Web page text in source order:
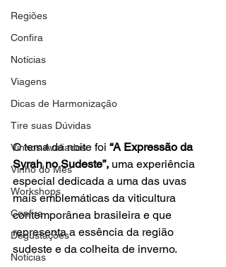
Regiões
Confira
Notícias
Viagens
Dicas de Harmonização
Tire suas Dúvidas
Vinhos Avaliados
Vinho do Mês
Workshops
Confira
Degustações
Notícias
O tema da noite foi “A Expressão da
Syrah no Sudeste”, uma experiência
especial dedicada a uma das uvas
mais emblemáticas da viticultura
contemporânea brasileira e que
representa a essência da região
sudeste e da colheita de inverno.